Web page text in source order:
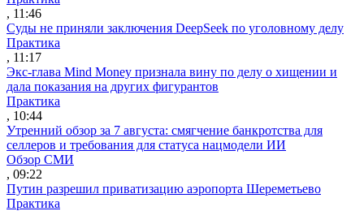
, 11:46
Суды не приняли заключения DeepSeek по уголовному делу
Практика
, 11:17
Экс-глава Mind Money признала вину по делу о хищении и
дала показания на других фигурантов
Практика
, 10:44
Утренний обзор за 7 августа: смягчение банкротства для
селлеров и требования для статуса нацмодели ИИ
Обзор СМИ
, 09:22
Путин разрешил приватизацию аэропорта Шереметьево
Практика